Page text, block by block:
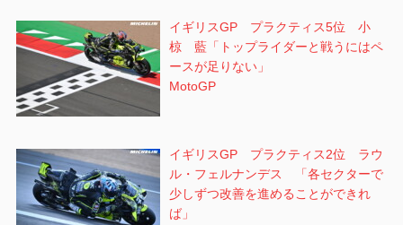
イギリスGP プラクティス5位 小
椋 藍「トップライダーと戦うにはペ
ースが足りない」
MotoGP
イギリスGP プラクティス2位 ラウ
ル・フェルナンデス 「各セクターで
少しずつ改善を進めることができれ
ば」